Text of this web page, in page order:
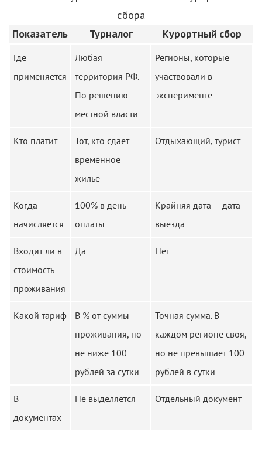
сбора
Показатель
Турналог
Курортный сбор
Где
применяется
Любая
территория РФ.
По решению
местной власти
Регионы, которые
участвовали в
эксперименте
Кто платит
Тот, кто сдает
временное
жилье
Отдыхающий, турист
Когда
начисляется
100% в день
оплаты
Крайняя дата — дата
выезда
Входит ли в
стоимость
проживания
Да Нет
Какой тариф
В % от суммы
проживания, но
не ниже 100
рублей за сутки
Точная сумма. В
каждом регионе своя,
но не превышает 100
рублей в сутки
В
документах
Не выделяется Отдельный документ